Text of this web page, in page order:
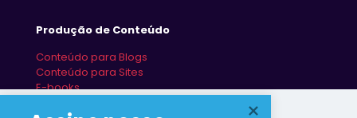
Produção de Conteúdo
Conteúdo para Blogs
Conteúdo para Sites
E-books